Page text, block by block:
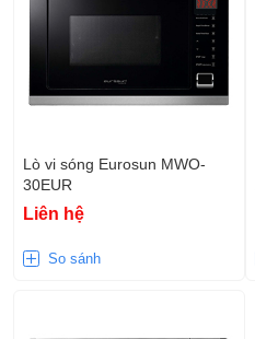
Lò vi sóng Eurosun MWO-
30EUR
Liên hệ
So sánh